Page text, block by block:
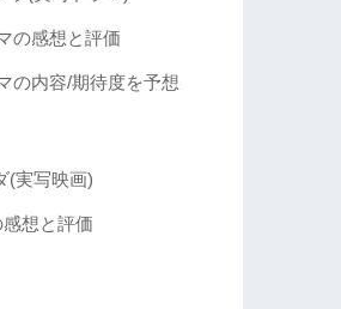
の感想と評価
の内容/期待度を予想
(実写映画)
想と評価